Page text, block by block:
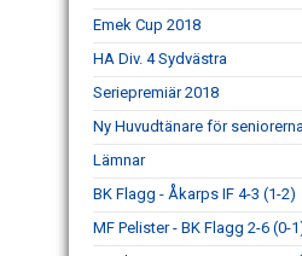
Emek Cup 2018
HA Div. 4 Sydvästra
Seriepremiär 2018
Ny Huvudtänare för
Lämnar
BK Flagg - Åkarps IF 4-3 (1-2)
MF Pelister - BK Flagg 2-6 (0-